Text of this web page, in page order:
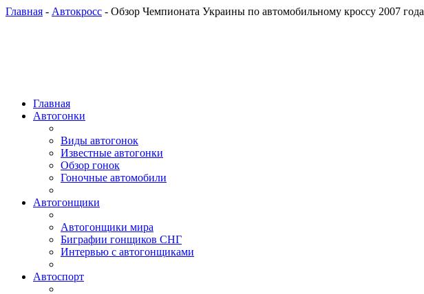
Главная - Автокросс - Обзор Чемпионата Украины по автомобильному кроссу 2007 года
Главная
Автогонки
Виды автогонок
Известные автогонки
Обзор гонок
Гоночные автомобили
Автогонщики
Автогонщики мира
Биграфии гонщиков СНГ
Интервью с автогонщиками
Автоспорт